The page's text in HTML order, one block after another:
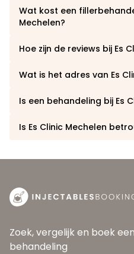
Wat kost een
Mechelen?
Hoe zijn de reviews bij Es
Wat is het adres van Es
Is een behandeling bij Es
Is Es Clinic Mechelen
Zoek, vergelijk en boek
behandeling